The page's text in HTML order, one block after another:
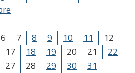
6 7 8 9 10 11
12
17 18 19 20 21
22
27 28 29 30 31